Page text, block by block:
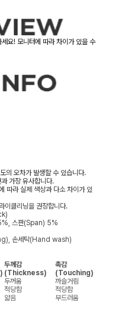
요! 모니터에 따라 차이가 있을 수
의 오차가 발생할 수 있습니다.
가장 유사합니다.
따라 실제 색상과 다소 차이가 있
이클리닝을 권장합니다.
스판(Span) 5%
손세탁(Hand wash)
두께감
(Thickness)
촉감
(Touching)
두꺼움
까슬거림
적당함
적당함
얇음
부드러움